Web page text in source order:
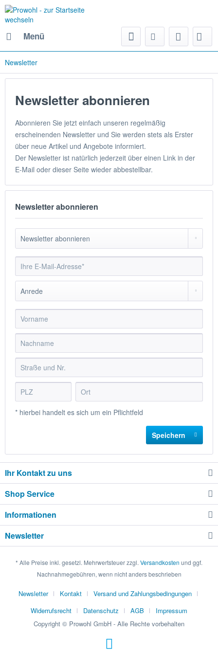
Menü
Newsletter
Newsletter abonnieren
Abonnieren Sie jetzt einfach unseren regelmäßig
erscheinenden Newsletter und Sie werden stets als Erster
über neue Artikel und Angebote informiert.
Der Newsletter ist natürlich jederzeit über einen Link in der
E-Mail oder dieser Seite wieder abbestellbar.
Newsletter abonnieren
* hierbei handelt es sich um ein Pflichtfeld
Speichern
Ihr Kontakt zu uns
Shop Service
Informationen
Newsletter
* Alle Preise inkl. gesetzl. Mehrwertsteuer zzgl. Versandkosten und ggf.
Nachnahmegebühren, wenn nicht anders beschrieben
Newsletter Kontakt
Versand und Zahlungsbedingungen
Widerrufsrecht
Datenschutz AGB
Impressum
Copyright © Prowohl GmbH - Alle Rechte vorbehalten